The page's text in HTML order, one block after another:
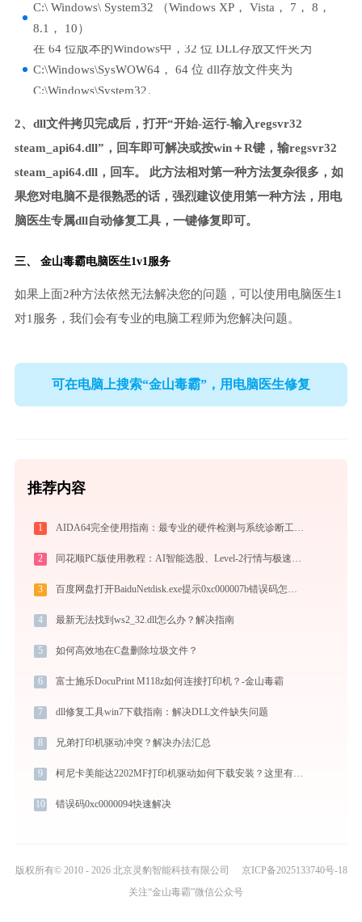
C:\ Windows\ System32 （Windows XP， Vista， 7， 8，
8.1， 10）
在 64 位版本的Windows中，32 位 DLL存放文件夹为
C:\Windows\SysWOW64， 64 位 dll存放文件夹为
C:\Windows\System32。
2、dll文件拷贝完成后，打开“开始-运行-输入regsvr32
steam_api64.dll”，回车即可解决或按win＋R键，输regsvr32
steam_api64.dll，回车。 此方法相对第一种方法复杂很多，如
果您对电脑不是很熟悉的话，强烈建议使用第一种方法，用电
脑医生专属dll自动修复工具，一键修复即可。
三、 金山毒霸电脑医生1v1服务
如果上面2种方法依然无法解决您的问题，可以使用电脑医生1
对1服务，我们会有专业的电脑工程师为您解决问题。
可在电脑上搜索“金山毒霸”，用电脑医生修复
推荐内容
1 AIDA64完全使用指南：最专业的硬件检测与系统诊断工具从入门到精通（2026最新）
2 同花顺PC版使用教程：AI智能选股、Level-2行情与极速交易一站式炒股指南
3 百度网盘打开BaiduNetdisk.exe提示0xc000007b错误码怎么办
4 最新无法找到ws2_32.dll怎么办？解决指南
5 如何高效地在C盘删除垃圾文件？
6 富士施乐DocuPrint M118z如何连接打印机？-金山毒霸
7 dll修复工具win7下载指南：解决DLL文件缺失问题
8 兄弟打印机驱动冲突？解决办法汇总
9 柯尼卡美能达2202MF打印机驱动如何下载安装？这里有你需要的所有信息
10 错误码0xc0000094快速解决
版权所有© 2010 - 2026 北京灵豹智能科技有限公司
京ICP备2025133740号-18
关注“金山毒霸”微信公众号